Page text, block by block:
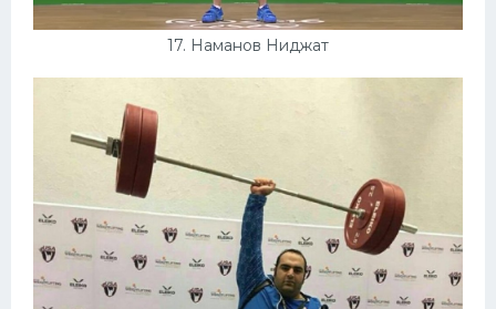
17. Наманов Ниджат